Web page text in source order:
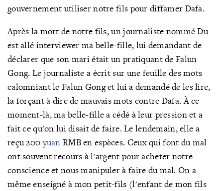
gouvernement utiliser notre fils pour diffamer Dafa.
Après la mort de notre fils, un journaliste nommé Du
est allé interviewer ma belle-fille, lui demandant de
déclarer que son mari était un pratiquant de Falun
Gong. Le journaliste a écrit sur une feuille des mots
calomniant le Falun Gong et lui a demandé de les lire,
la forçant à dire de mauvais mots contre Dafa. À ce
moment-là, ma belle-fille a cédé à leur pression et a
fait ce qu'on lui disait de faire. Le lendemain, elle a
reçu 200yuan RMB en espèces. Ceux qui font du mal
ont souvent recours à l'argent pour acheter notre
conscience et nous manipuler à faire du mal. On a
même enseigné à mon petit-fils (l'enfant de mon fils